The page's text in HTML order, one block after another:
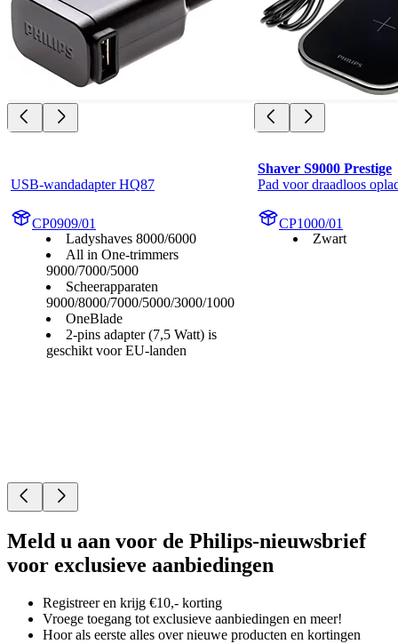
USB-wandadapter HQ87
CP0909/01
Ladyshaves 8000/6000
All in One-trimmers
9000/7000/5000
Scheerapparaten
9000/8000/7000/5000/3000/1000
OneBlade
2-pins adapter (7,5 Watt) is
geschikt voor EU-landen
Shaver S9000 Prestige
Pad voor draadloos
CP1000/01
Zwart
Meld u aan voor de Philips-nieuwsbrief
voor exclusieve aanbiedingen
Registreer en krijg €10,- korting
Vroege toegang tot exclusieve aanbiedingen en meer!
Hoor als eerste alles over nieuwe producten en kortingen